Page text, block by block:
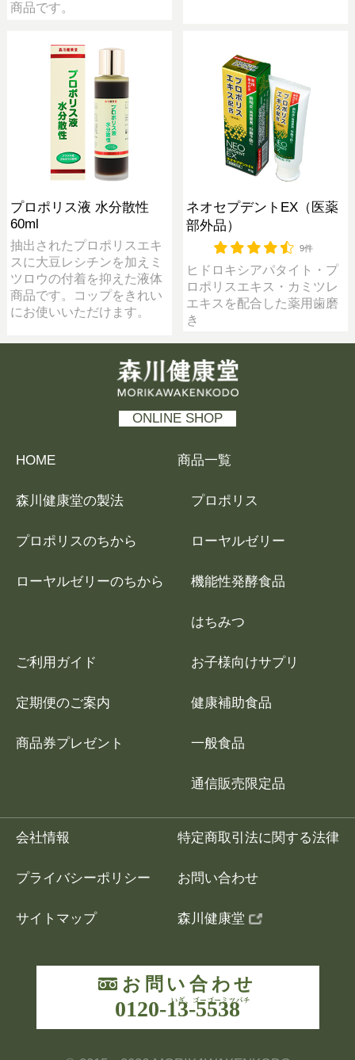
商品です。
プロポリス液 水分散性
60ml
抽出されたプロポリスエキ
スに大豆レシチンを加えミ
ツロウの付着を抑えた液体
商品です。コップをきれい
にお使いいただけます。
ネオセプデントEX（医薬
部外品）
9件
ヒドロキシアパタイト・プ
ロポリスエキス・カミツレ
エキスを配合した薬用歯磨
き
森川健康堂 MORIKAWAKENKODO
ONLINE SHOP
HOME 商品一覧
プロポリス
ローヤルゼリー
機能性発酵食品
はちみつ
お子様向けサプリ
健康補助食品
一般食品
通信販売限定品
森川健康堂の製法
プロポリスのちから
ローヤルゼリーのちから
ご利用ガイド
定期便のご案内
商品券プレゼント
会社情報
プライバシーポリシー
特定商取引法に関する法律
お問い合わせ
サイトマップ 森川健康堂
お問い合わせ
0120-13-5538
いざ、ゴーゴー